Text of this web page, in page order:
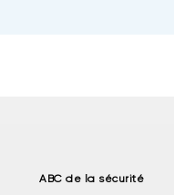
ABC de la sécurité